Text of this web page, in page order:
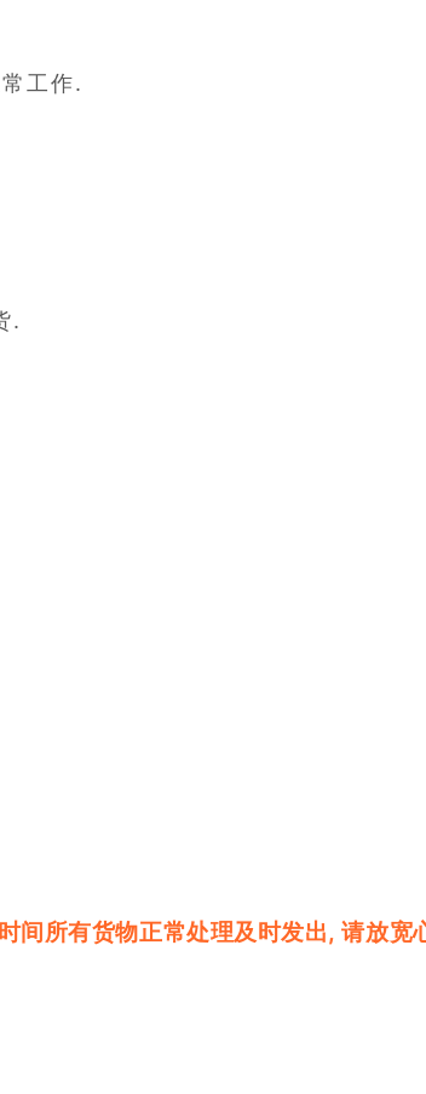
工作.
.
所有货物正常处理及时发出, 请放宽